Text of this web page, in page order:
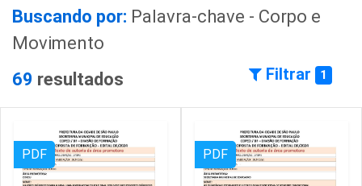
Buscando por: Palavra-chave - Corpo e
Movimento
69 resultados Filtrar 1
PDF PDF